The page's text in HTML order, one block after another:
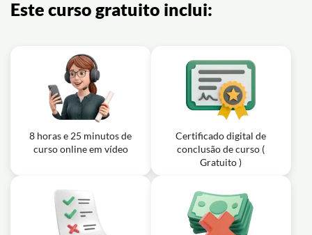
Este curso gratuito inclui:
8 horas e 25 minutos de
curso online em vídeo
Certificado digital de
conclusão de curso (
Gratuito )